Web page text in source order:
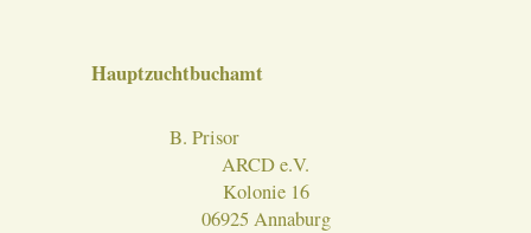
Hauptzuchtbuchamt
B. Prisor
ARCD e.V.
Kolonie 16
06925 Annaburg